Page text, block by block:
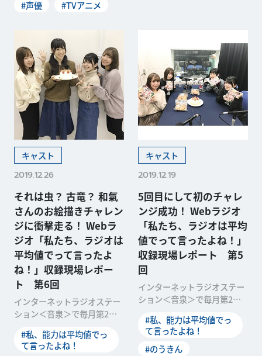
#声優
#TVアニメ
キャスト
2019.12.26
それは虫？ 古竜？ 和氣
さんのお絵描きチャレン
ジに衝撃走る！ Webラ
ジオ「私たち、ラジオは
平均値でって言ったよ
ね！」収録現場レポー
ト 第6回
インターネットラジオステー
ション＜音泉＞で毎月第2・
オ「私たち、ラジオは
#私、能力は平均値でっ
て言ったよね！
キャスト
2019.12.19
5回目にして初のチャレ
ンジ成功！ Webラジオ
「私たち、ラジオは平均
値でって言ったよね！」
収録現場レポート 第5
回
インターネットラジオステー
ション＜音泉＞で毎月第2・
オ「私たち、ラジオは
#私、能力は平均値でっ
て言ったよね！
#のうきん